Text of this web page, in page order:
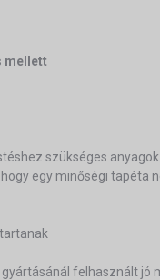
mellett
szükséges
egy minőségi tapéta
felhasznált jó